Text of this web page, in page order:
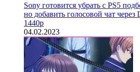
Sony готовится убрать с PS5
но добавить голосовой чат
1440p
04.02.2023